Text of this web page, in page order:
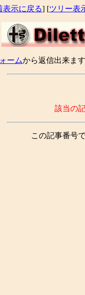
表示に戻る] [ツリー表
ームから返信出来ま
該当の
この記事番号